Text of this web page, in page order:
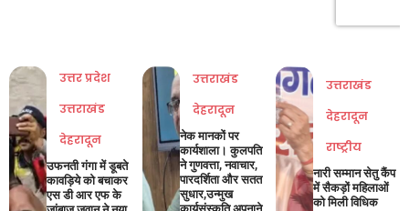
उत्तर प्रदेश
उत्तराखंड
देहरादून
उफनती गंगा में डूबते
कावड़िये को बचाकर
एस डी आर एफ के
उत्तराखंड
देहरादून
नेक मानकों पर
कार्यशाला। कुलपति
ने गुणवत्ता, नवाचार,
पारदर्शिता और सतत
सुधार,उन्मुख
उत्तराखंड
देहरादून
राष्ट्रीय
नारी सम्मान सेतु कैंप
में सैकड़ों महिलाओं
को मिली विधिक